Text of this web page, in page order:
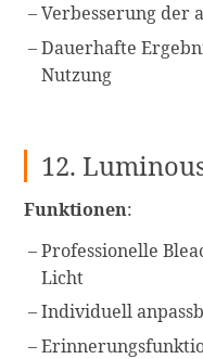
Verbesserung der
Dauerhafte
Nutzung
12.
Funktionen:
Professionelle
Licht
Individuell